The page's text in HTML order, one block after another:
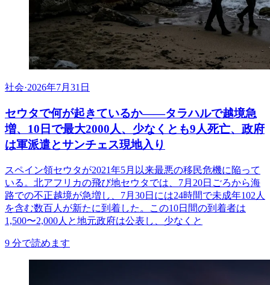
社会·2026年7月31日
セウタで何が起きているか——タラハルで越境急
増、10日で最大2000人、少なくとも9人死亡、政府
は軍派遣とサンチェス現地入り
スペイン領セウタが2021年5月以来最悪の移民危機に陥って
いる。北アフリカの飛び地セウタでは、7月20日ごろから海
路での不正越境が急増し、7月30日には24時間で未成年102人
を含む数百人が新たに到着した。この10日間の到着者は
1,500〜2,000人と地元政府は公表し、少なくと
9 分で読めます